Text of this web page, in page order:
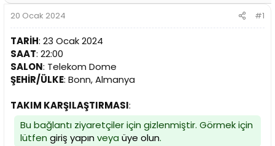
a
ş
l
a
t
a
n
ı
t
a
i
h
i
20 Ocak 2024 #1
TARİH: 23 Ocak 2024
SAAT: 22:00
SALON: Telekom Dome
ŞEHİR/ÜLKE: Bonn, Almanya
TAKIM KARŞILAŞTIRMASI:
Bu bağlantı ziyaretçiler için gizlenmiştir. Görmek için
lütfen giriş yapınveya üye olun.